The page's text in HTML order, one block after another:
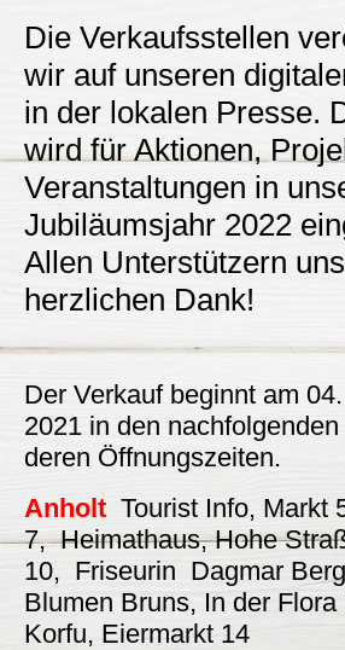
Die Verkaufsstellen
wir auf unseren
in der lokalen Presse.
wird für Aktionen,
Veranstaltungen in
Jubiläumsjahr 2022
Allen Unterstützern
herzlichen Dank!
Der Verkauf beginnt am
2021 in den
deren Öffnungszeiten.
Anholt Tourist Info, Markt
7, Heimathaus, Hohe
10, Friseurin Dagmar
Blumen Bruns, In der
Korfu, Eiermarkt 14